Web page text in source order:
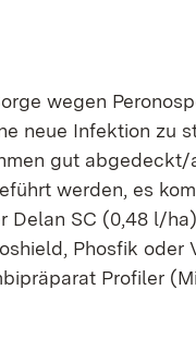
wegen
neue Infektion zu
gut
werden, es
Delan SC (0,48 l/
Phosfik oder
Profiler